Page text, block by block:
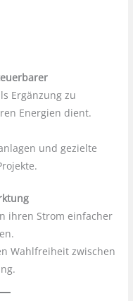
Ergänzung zu
Energien dient.
und gezielte
ihren Strom einfacher
Wahlfreiheit zwischen